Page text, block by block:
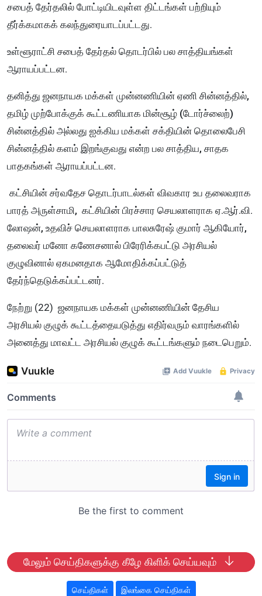
சபைத் தேர்தலில் போட்டியிடவுள்ள திட்டங்கள் பற்றியும்
தீர்க்கமாகக் கலந்துரையாடப்பட்டது.
உள்ளூராட்சி சபைத் தேர்தல் தொடர்பில் பல சாத்தியங்கள்
ஆராயப்பட்டன.
தனித்து ஜனநாயக மக்கள் முன்னணியின் ஏணி சின்னத்தில்,
தமிழ் முற்போக்குக் கூட்டணியாக மின்சூழ் (டோர்ச்லைற்)
சின்னத்தில் அல்லது ஐக்கிய மக்கள் சக்தியின் தொலைபேசி
சின்னத்தில் களம் இறங்குவது என்ற பல சாத்திய, சாதக
பாதகங்கள் ஆராயப்பட்டன.
கட்சியின் சர்வதேச தொடர்பாடல்கள் விவகார உப தலைவராக
பாரத் அருள்சாமி, கட்சியின் பிரச்சார செயலாளராக ஏ.ஆர்.வி.
லோஷன், உதவிச் செயலாளராக பாலசுரேஷ் குமார் ஆகியோர்,
தலைவர் மனோ கணேசனால் பிரேரிக்கபட்டு அரசியல்
குழுவினால் ஏகமனதாக ஆமோதிக்கப்பட்டுத்
தேர்ந்தெடுக்கப்பட்டனர்.
நேற்று (22) ஜனநாயக மக்கள் முன்னணியின் தேசிய
அரசியல் குழுக் கூட்டத்தையடுத்து எதிர்வரும் வாரங்களில்
அனைத்து மாவட்ட அரசியல் குழுக் கூட்டங்களும் நடைபெறும்.
மேலும் செய்திகளுக்கு கீழே கிளிக் செய்யவும்
செய்திகள் இலங்கை செய்திகள்